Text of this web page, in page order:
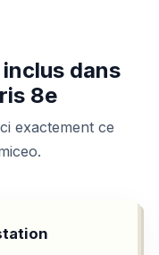
dans
8e
exactement ce